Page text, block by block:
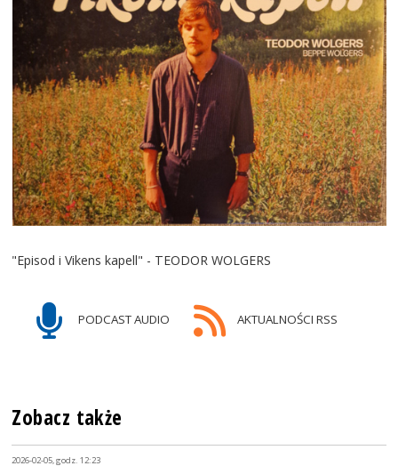
"Episod i Vikens kapell" - TEODOR WOLGERS
PODCAST AUDIO AKTUALNOŚCI RSS
Zobacz także
2026-02-05, godz. 12:23